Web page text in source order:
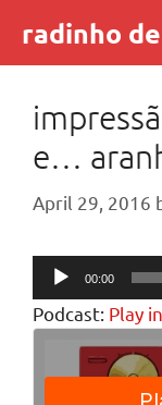
content
radinho
e…
April 29, 2016
Audio
Player
00:00
Podcast: Play